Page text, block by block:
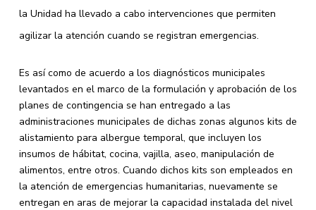
la Unidad ha llevado a cabo intervenciones que permiten
agilizar la atención cuando se registran emergencias.
Es así como de acuerdo a los diagnósticos municipales
levantados en el marco de la formulación y aprobación de los
planes de contingencia se han entregado a las
administraciones municipales de dichas zonas algunos kits de
alistamiento para albergue temporal, que incluyen los
insumos de hábitat, cocina, vajilla, aseo, manipulación de
alimentos, entre otros. Cuando dichos kits son empleados en
la atención de emergencias humanitarias, nuevamente se
entregan en aras de mejorar la capacidad instalada del nivel